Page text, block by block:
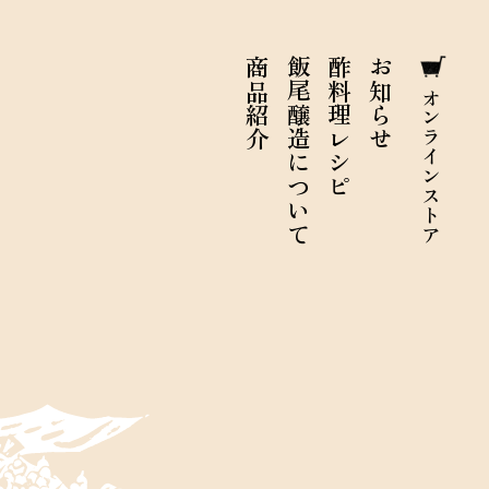
商品紹介飯尾醸造について酢料理レシピお知らせ オンラインストア